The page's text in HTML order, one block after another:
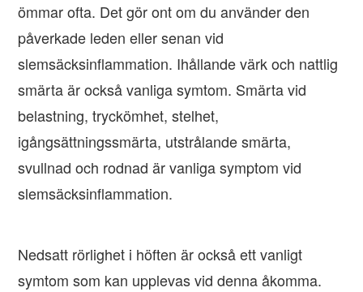
ömmar ofta. Det gör ont om du använder den
påverkade leden eller senan vid
slemsäcksinflammation. Ihållande värk och nattlig
smärta är också vanliga symtom. Smärta vid
belastning, tryckömhet, stelhet,
igångsättningssmärta, utstrålande smärta,
svullnad och rodnad är vanliga symptom vid
slemsäcksinflammation.
Nedsatt rörlighet i höften är också ett vanligt
symtom som kan upplevas vid denna åkomma.